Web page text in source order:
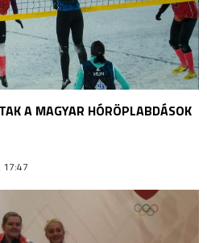
A MAGYAR HÓRÖPLABDÁSOK